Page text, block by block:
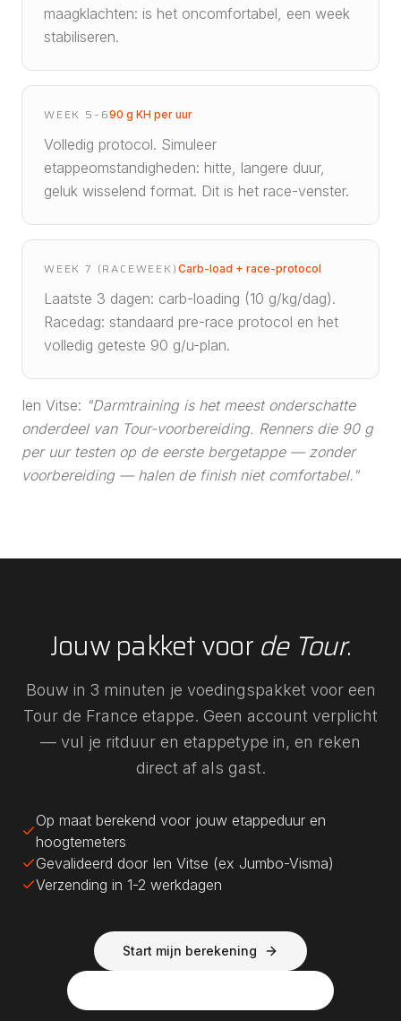
maagklachten: is het oncomfortabel, een week
stabiliseren.
WEEK 5–690 g KH per uur
Volledig protocol. Simuleer
etappeomstandigheden: hitte, langere duur,
geluk wisselend format. Dit is het race-venster.
WEEK 7 (RACEWEEK) Carb-load + race-protocol
Laatste 3 dagen: carb-loading (10 g/kg/dag).
Racedag: standaard pre-race protocol en het
volledig geteste 90 g/u-plan.
Ien Vitse: "Darmtraining is het meest onderschatte
onderdeel van Tour-voorbereiding. Renners die 90 g
per uur testen op de eerste bergetappe — zonder
voorbereiding — halen de finish niet comfortabel."
Jouw pakket voorde Tour.
Bouw in 3 minuten je voedingspakket voor een
Tour de France etappe. Geen account verplicht
— vul je ritduur en etappetype in, en reken
direct af als gast.
Op maat berekend voor jouw etappeduur en
hoogtemeters
Gevalideerd door Ien Vitse (ex Jumbo-Visma)
Verzending in 1-2 werkdagen
Start mijn berekening